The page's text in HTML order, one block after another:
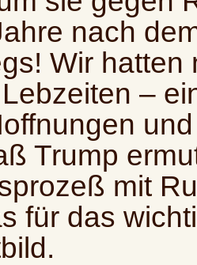
nach
Wir
–
Trump
mit
für das